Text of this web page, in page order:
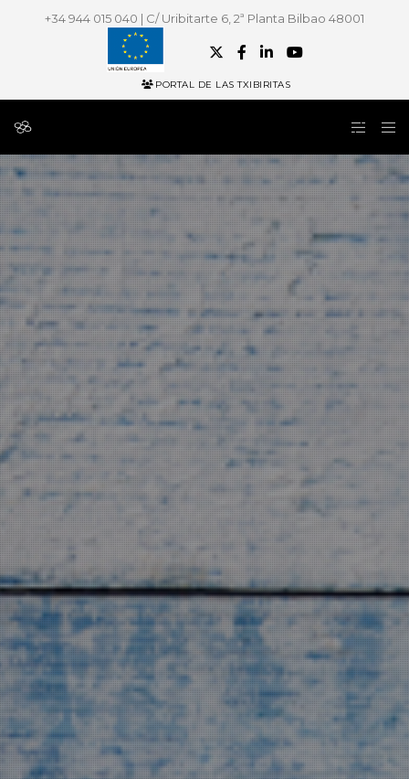
+34 944 015 040 | C/ Uribitarte 6, 2ª Planta Bilbao 48001
PORTAL DE LAS TXIBIRITAS